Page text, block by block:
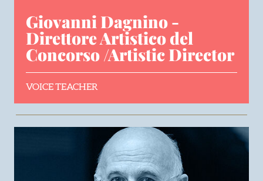
Giovanni Dagnino -
Direttore Artistico del
Concorso /Artistic Director
VOICE TEACHER